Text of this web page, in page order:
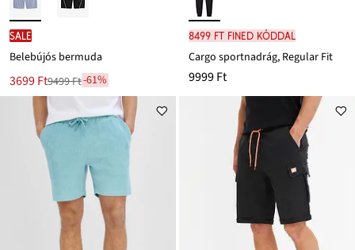
SALE
Belebújós bermuda
Új
ár
3699 Ft
Leárazva
9499 Ft
9499 Ft-61%
8499 Ft FINED kóddal
Cargo sportnadrág, Regular Fit
9999 Ft